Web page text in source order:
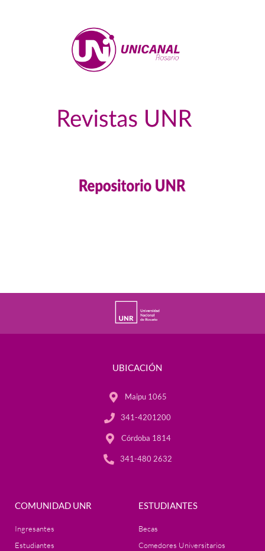
UBICACIÓN
Maipu 1065
341-4201200
Córdoba 1814
341-480 2632
COMUNIDAD UNR
Ingresantes
Estudiantes
ESTUDIANTES
Becas
Comedores Universitarios